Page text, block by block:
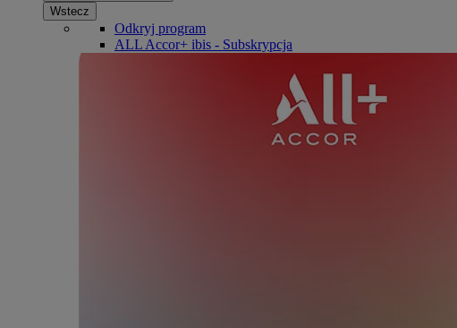
Wstecz
Odkryj program
ALL Accor+ ibis - Subskrypcja